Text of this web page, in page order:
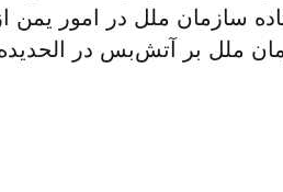
سازمان ملل در امور
ملل بر آتش‌بس در